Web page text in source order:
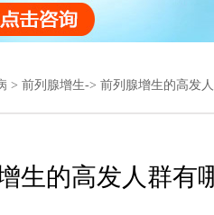
> 前列腺增生-> 前列腺增生的高发
生的高发人群有